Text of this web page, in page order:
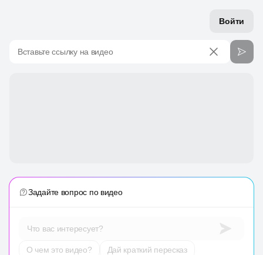
Войти
Вставьте ссылку на видео
Задайте вопрос по видео
Что вас интересует?
О чем это видео?
Дай краткий пересказ